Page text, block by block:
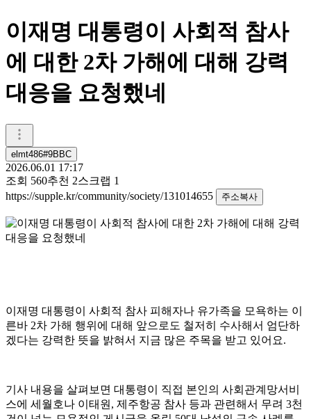
이재명 대통령이 사회적 참사
에 대한 2차 가해에 대해 강력
대응을 요청했네
elmt486#9BBC
2026.06.01 17:17
조회 560추천 2스크랩 1
https://supple.kr/community/society/131014655
주소복사
이재명 대통령이 사회적 참사 피해자나 유가족을 모욕하는 이
른바 2차 가해 행위에 대해 앞으로도 철저히 수사해서 엄단하
겠다는 강력한 뜻을 밝혀서 지금 많은 주목을 받고 있어요.
기사 내용을 살펴보면 대통령이 직접 본인의 사회관계망서비
스에 세월호나 이태원, 제주항공 참사 등과 관련해서 무려 3천